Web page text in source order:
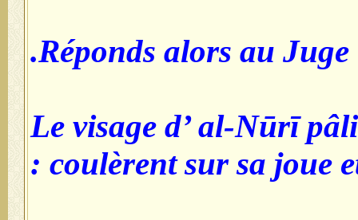
Réponds alors au Juge.
Le visage d’ al-Nūrī
coulèrent sur sa joue